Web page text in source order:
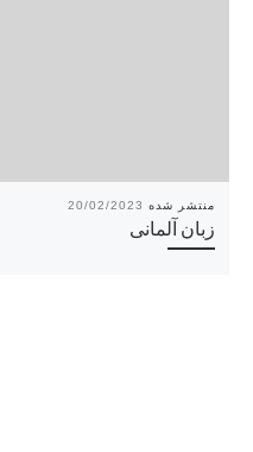
20/02/2023
زبان آلمانی